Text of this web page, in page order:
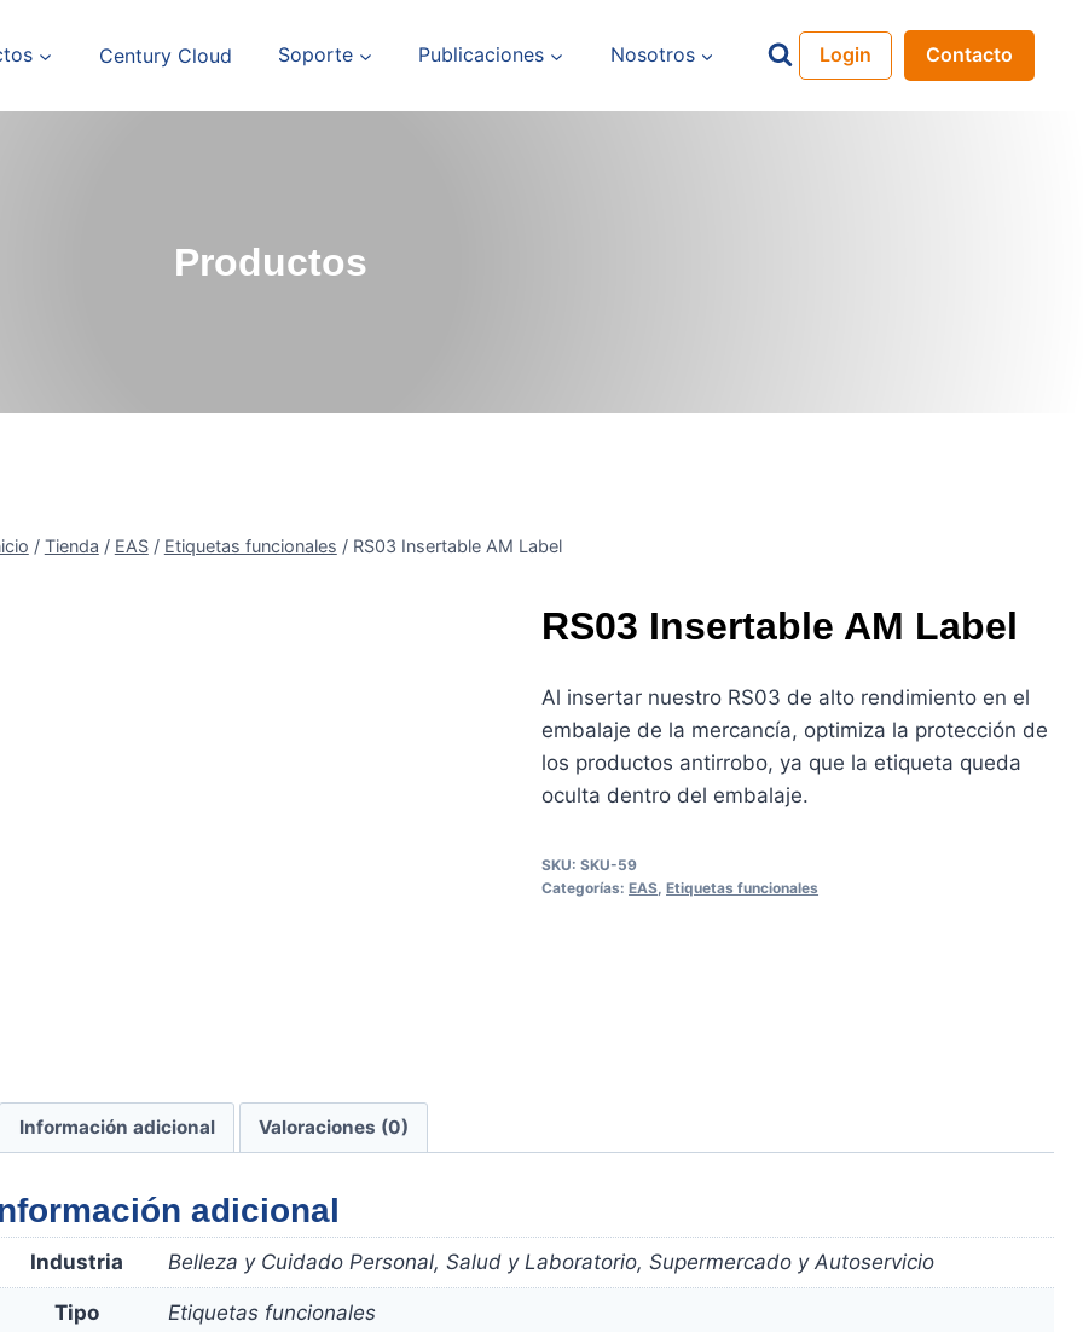
Century Cloud Soporte Publicaciones Nosotros Login Contacto
Productos
/ Tienda / EAS / Etiquetas funcionales / RS03 Insertable AM Label
RS03 Insertable AM Label
Al insertar nuestro RS03 de alto rendimiento en el
embalaje de la mercancía, optimiza la protección de
los productos antirrobo, ya que la etiqueta queda
oculta dentro del embalaje.
SKU:SKU-59
Categorías:EAS ,Etiquetas funcionales
Información adicional Valoraciones (0)
adicional
Industria Belleza y Cuidado Personal, Salud y Laboratorio, Supermercado y Autoservicio
Tipo Etiquetas funcionales